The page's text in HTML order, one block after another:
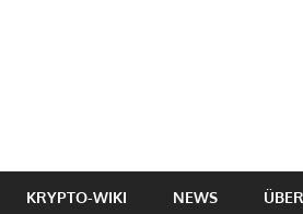
KRYPTO-WIKI NEWS